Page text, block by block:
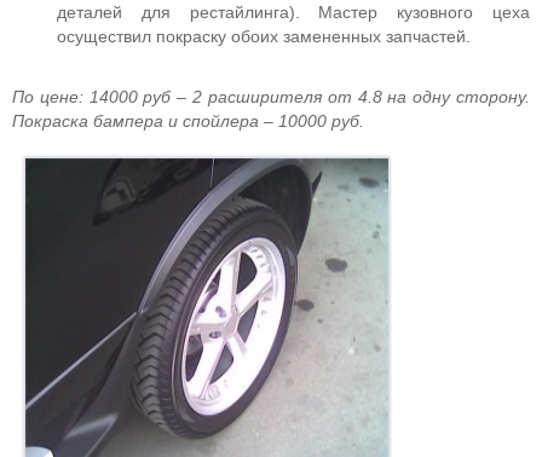
деталей для рестайлинга). Мастер кузовного цеха
осуществил покраску обоих замененных запчастей.
По цене: 14000 руб – 2 расширителя от 4.8 на одну сторону.
Покраска бампера и спойлера – 10000 руб.